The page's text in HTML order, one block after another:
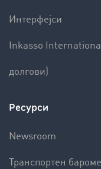
Интерфејси
Inkasso
долгови)
Ресурси
Newsroom
Транспортен